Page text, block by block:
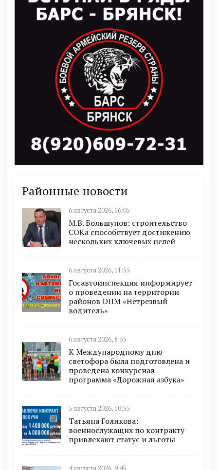
Районные новости
6 августа 2026, 16:05
М.В. Большунов: строительство
СОКа способствует достижению
нескольких ключевых целей
6 августа 2026, 11:55
Госавтоинспекция информирует
о проведении на территории
районов ОПМ «Нетрезвый
водитель»
6 августа 2026, 8:55
К Международному дню
светофора была подготовлена и
проведена конкурсная
программа «Дорожная азбука»
5 августа 2026, 10:55
Татьяна Голикова:
военнослужащих по контракту
привлекают статус и льготы